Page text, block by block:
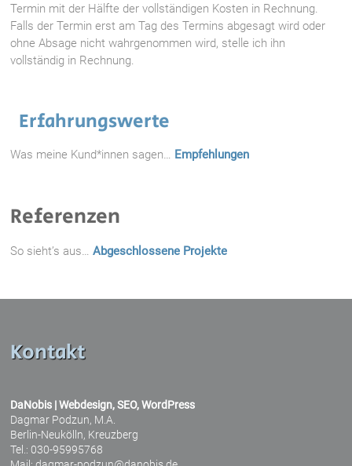
Termin mit der Hälfte der vollständigen Kosten in Rechnung.
Falls der Termin erst am Tag des Termins abgesagt wird oder
ohne Absage nicht wahrgenommen wird, stelle ich ihn
vollständig in Rechnung.
Erfahrungswerte
Was meine Kund*innen sagen… Empfehlungen
Referenzen
So sieht’s aus…Abgeschlossene Projekte
Kontakt
DaNobis | Webdesign, SEO, WordPress
Dagmar Podzun, M.A.
Berlin-Neukölln, Kreuzberg
Tel.: 030-95995768